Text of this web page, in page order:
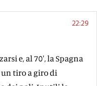
22:29
e, al 70', la Spagna
tiro a giro di